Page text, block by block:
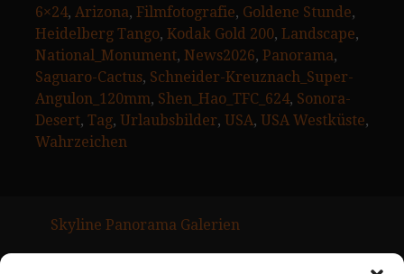
6×24, Arizona, Filmfotografie, Goldene Stunde
Heidelberg Tango, Kodak Gold 200, Landscape
National_Monument, News2026, Panorama
Saguaro-Cactus, Schneider-Kreuznach_Super-
Angulon_120mm, Shen_Hao_TFC_624, Sonora-
Desert, Tag, Urlaubsbilder, USA, USA Westküste
Wahrzeichen
Skyline Panorama Galerien